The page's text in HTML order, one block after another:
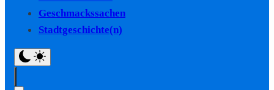
Geschmackssachen
Stadtgeschichte(n)